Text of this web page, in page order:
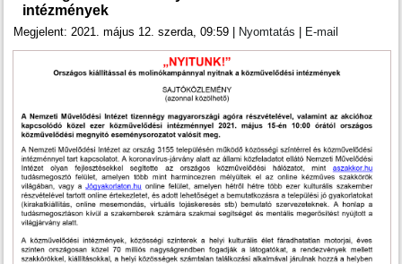
intézmények
Megjelent: 2021. május 12. szerda, 09:59 Nyomtatás E-mail